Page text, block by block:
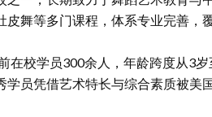
舞等多门课程，体系专业完善，
在校学员300余人，年龄跨度从3
员凭借艺术特长与综合素质被美